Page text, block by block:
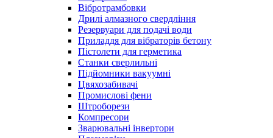
Вібротрамбовки
Дрилі алмазного свердління
Резервуари для подачі води
Приладдя для вібраторів бетону
Пістолети для герметика
Станки сверлильні
Підйомники вакуумні
Цвяхозабивачі
Промислові фени
Штроборези
Компресори
Зварювальні інвертори